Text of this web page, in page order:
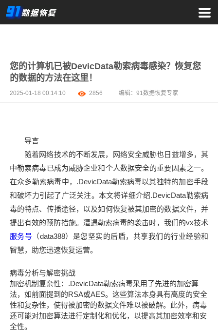
您的计算机已被DevicData勒索病毒感染？恢复您
的数据的方法在这里！
2025-01-18 00:14:10 2856 编辑： 91数据恢复专家
导言
随着网络技术的不断发展，网络安全威胁也日益增多，其
中勒索病毒已成为威胁企业和个人数据安全的重要因素之一。
在众多勒索病毒中，.DevicData勒索病毒以其独特的加密手段
和破坏力引起了广泛关注。本文将详细介绍.DevicData勒索病
毒的特点、传播途径，以及如何恢复被其加密的数据文件，并
提出有效的预防措施。遭遇勒索病毒的袭击时，我们的vx技术
服务号 （data388）是您坚实的后盾，共享我们的行业经验和
智慧，助您迅速恢复运营。
病毒分析与解密挑战
加密机制复杂性：.DevicData勒索病毒采用了先进的加密算
法，如前面提到的RSA或AES。这些算法本身具有高度的安全
性和复杂性，使得被加密的数据文件难以被破解。此外，病毒
还可能对加密算法进行定制化和优化，以提高其加密效率和安
全性。